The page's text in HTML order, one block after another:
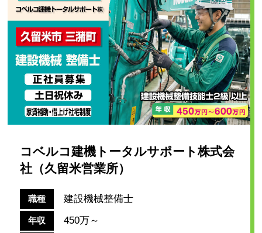
コベルコ建機トータルサポート株式会
社（久留米営業所）
職種 建設機械整備士
年収 450万～